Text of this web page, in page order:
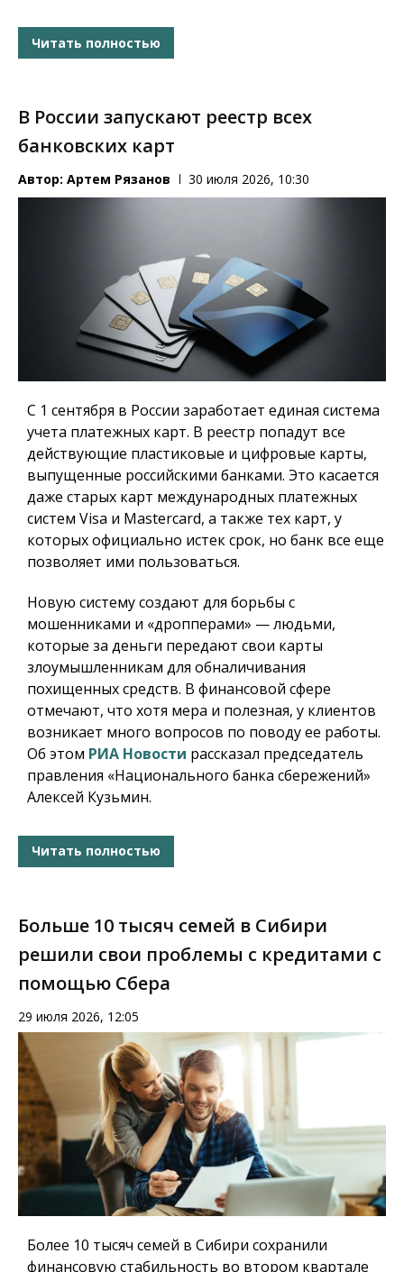
Читать полностью
В России запускают реестр всех
банковских карт
Автор: Артем Рязанов 30 июля 2026, 10:30
С 1 сентября в России заработает единая система
учета платежных карт. В реестр попадут все
действующие пластиковые и цифровые карты,
выпущенные российскими банками. Это касается
даже старых карт международных платежных
систем Visa и Mastercard, а также тех карт, у
которых официально истек срок, но банк все еще
позволяет ими пользоваться.
Новую систему создают для борьбы с
мошенниками и «дропперами» — людьми,
которые за деньги передают свои карты
злоумышленникам для обналичивания
похищенных средств. В финансовой сфере
отмечают, что хотя мера и полезная, у клиентов
возникает много вопросов по поводу ее работы.
Об этом РИА Новости рассказал председатель
правления «Национального банка сбережений»
Алексей Кузьмин.
Читать полностью
Больше 10 тысяч семей в Сибири
решили свои проблемы с кредитами с
помощью Сбера
29 июля 2026, 12:05
Более 10 тысяч семей в Сибири сохранили
финансовую стабильность во втором квартале